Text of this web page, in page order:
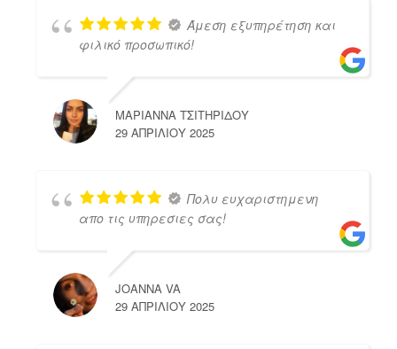
Άμεση εξυπηρέτηση και
φιλικό προσωπικό!
ΜΑΡΙΑΝΝΑ ΤΣΙΤΗΡΙΔΟΥ
29 ΑΠΡΙΛΊΟΥ 2025
Πολυ ευχαριστημενη
απο τις υπηρεσιες σας!
JOANNA VA
29 ΑΠΡΙΛΊΟΥ 2025